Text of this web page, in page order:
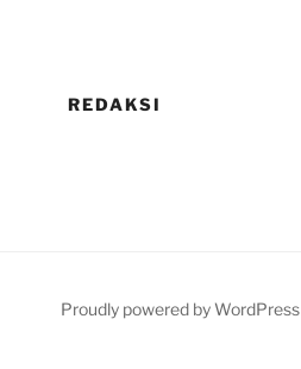
REDAKSI
Proudly powered by WordPress